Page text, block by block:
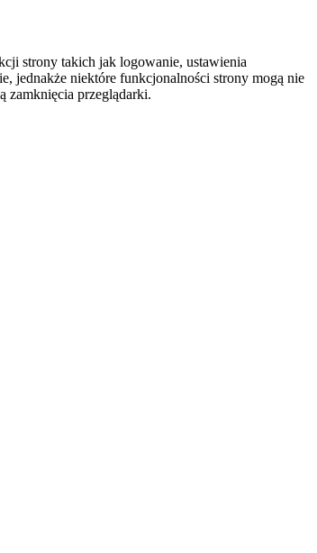
strony takich jak logowanie, ustawienia
jednakże niektóre funkcjonalności strony mogą nie
zamknięcia przeglądarki.